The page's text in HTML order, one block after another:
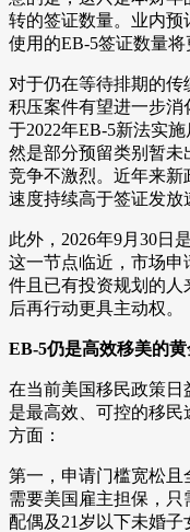
转的签证数量。业内
使用的EB-5签证数量将
对于仍在等待排期的
积压案件有望进一步
于2022年EB-5新法实
然是部分预留类别暂
竞争不激烈。近年来新
速度持续高于签证发放
此外，2026年9月30日
这一节点临近，市场
件且已有投资规划的
后再行动更具主动权。
EB-5仍是高效移美的
在当前美国移民政策日
是最高效、可控的移
方面：
第一，申请门槛宽松
需要美国雇主担保，只
配偶及21岁以下未婚子